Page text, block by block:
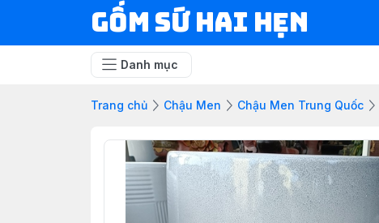
Gốm Sứ Hai Hẹn
Danh mục
Trang chủ Chậu Men Chậu Men Trung Quốc